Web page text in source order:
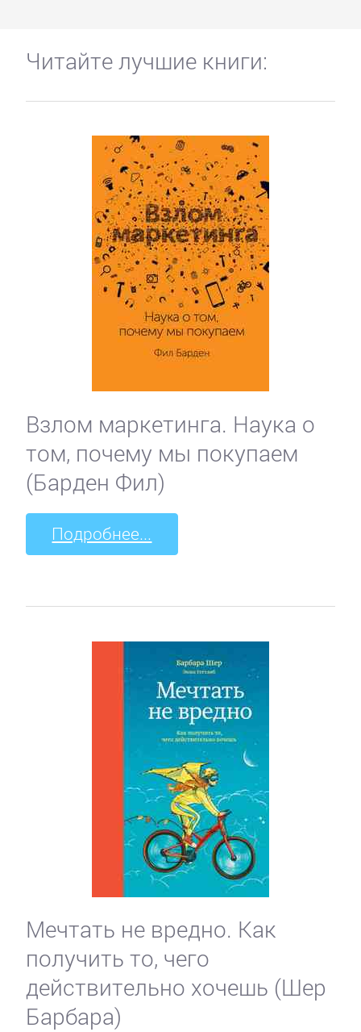
Читайте лучшие книги:
Взлом маркетинга. Наука о
том, почему мы покупаем
(Барден Фил)
Подробнее...
Мечтать не вредно. Как
получить то, чего
действительно хочешь (Шер
Барбара)